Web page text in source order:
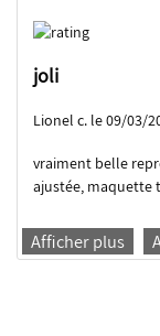
joli
Lionel c. le 09/03/
vraiment belle
ajustée, maquette
Afficher plus